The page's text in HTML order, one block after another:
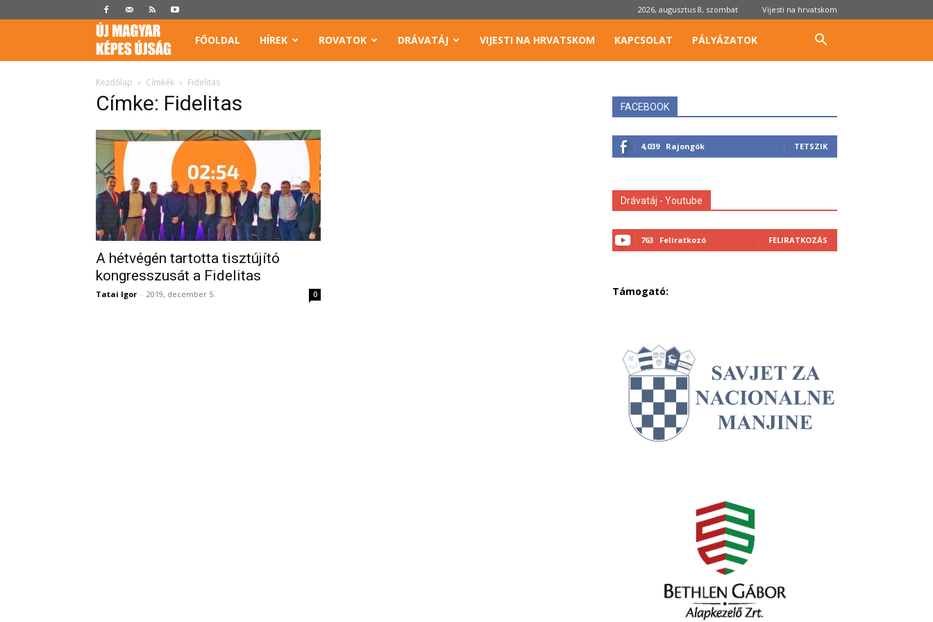
2026, augusztus 8, szombat Vijesti na hrvatskom
Képes
Újság
FŐOLDAL HÍREK ROVATOK DRÁVATÁJ VIJESTI NA HRVATSKOM KAPCSOLAT PÁLYÁZATOK
Kezdőlap Címkék Fidelitas
Címke: Fidelitas
A hétvégén tartotta tisztújító
kongresszusát a Fidelitas
Tatai Igor - 2019, december 5. 0
FACEBOOK
4,039 Rajongók TETSZIK
Drávatáj - Youtube
763 Feliratkozó FELIRATKOZÁS
Támogató: